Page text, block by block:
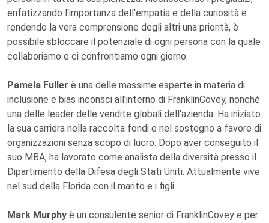
enfatizzando l'importanza dell'empatia e della curiosità e
rendendo la vera comprensione degli altri una priorità, è
possibile sbloccare il potenziale di ogni persona con la quale
collaboriamo e ci confrontiamo ogni giorno.
Pamela Fuller è una delle massime esperte in materia di
inclusione e bias inconsci all'interno di FranklinCovey, nonché
una delle leader delle vendite globali dell'azienda. Ha iniziato
la sua carriera nella raccolta fondi e nel sostegno a favore di
organizzazioni senza scopo di lucro. Dopo aver conseguito il
suo MBA, ha lavorato come analista della diversità presso il
Dipartimento della Difesa degli Stati Uniti. Attualmente vive
nel sud della Florida con il marito e i figli.
Mark Murphy è un consulente senior di FranklinCovey e per